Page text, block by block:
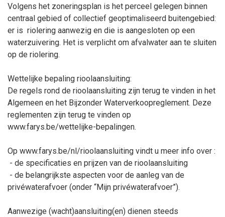
Volgens het zoneringsplan is het perceel gelegen binnen
centraal gebied of collectief geoptimaliseerd buitengebied:
er is riolering aanwezig en die is aangesloten op een
waterzuivering. Het is verplicht om afvalwater aan te sluiten
op de riolering.
Wettelijke bepaling rioolaansluiting:
De regels rond de rioolaansluiting zijn terug te vinden in het
Algemeen en het Bijzonder Waterverkoopreglement. Deze
reglementen zijn terug te vinden op
www.farys.be/wettelijke-bepalingen.
Op www.farys.be/nl/rioolaansluiting vindt u meer info over :
- de specificaties en prijzen van de rioolaansluiting
- de belangrijkste aspecten voor de aanleg van de
privéwaterafvoer (onder “Mijn privéwaterafvoer”).
Aanwezige (wacht)aansluiting(en) dienen steeds